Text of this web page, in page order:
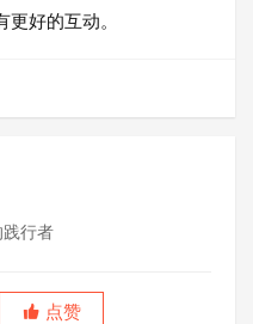
好的互动。
行者
点赞